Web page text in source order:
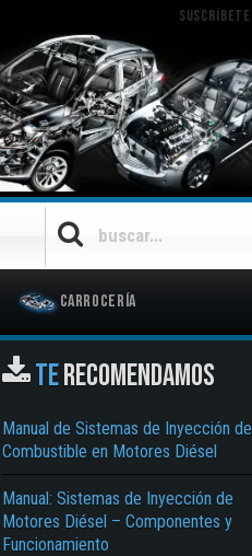
SUSCRÍBETE
Carrocería
TERECOMENDAMOS
Manual de Sistemas de Inyección de
Combustible en Motores Diésel
Manual: Sistemas de Inyección de
Motores Diésel – Componentes y
Funcionamiento